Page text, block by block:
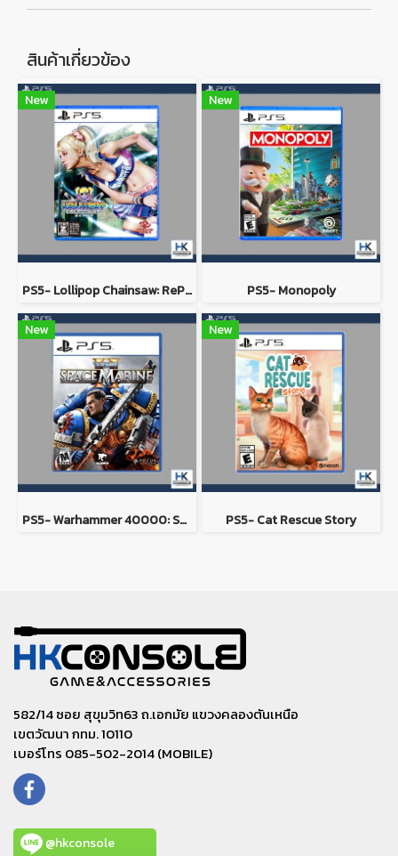
สินค้าเกี่ยวข้อง
New
PS5- Lollipop Chainsaw: RePOP
New
PS5- Monopoly
New
PS5- Warhammer 40000: Space Marine 2
New
PS5- Cat Rescue Story
582/14 ซอย สุขุมวิท63 ถ.เอกมัย แขวงคลองตันเหนือ
เขตวัฒนา กทม. 10110
เบอร์โทร 085-502-2014 (MOBILE)
@hkconsole